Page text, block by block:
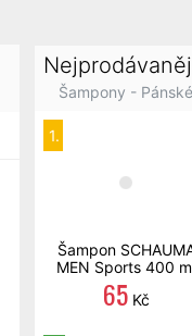
Šampony - Pánské
1.
Šampon
MEN Sports 400
65Kč